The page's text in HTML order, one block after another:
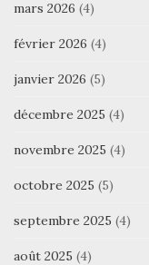
mars 2026 (4)
février 2026 (4)
janvier 2026 (5)
décembre 2025 (4)
novembre 2025 (4)
octobre 2025 (5)
septembre 2025 (4)
août 2025 (4)